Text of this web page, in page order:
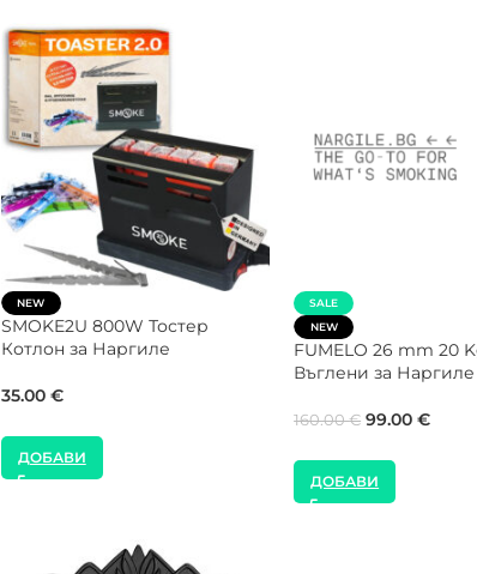
SALE
Gorilla Cube 26 mm 20 Kg
Кашон Въглени за Наргиле
160.00€
ДОБАВИ
SALE
NEW
Gorilla Cube 27 mm
Кашон Въглени за
160.00€ 99.00€
ДОБАВИ